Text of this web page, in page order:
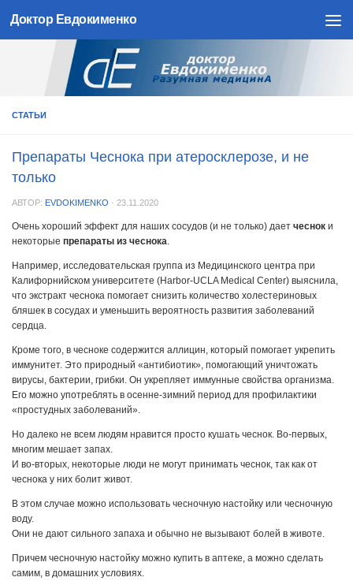
Skip to content
Доктор Евдокименко
СТАТЬИ
Препараты Чеснока при атеросклерозе, и не
только
АВТОР: EVDOKIMENKO · 23.11.2020
Очень хороший эффект для наших сосудов (и не только) дает чеснок и
некоторые препараты из чеснока
Например, исследовательская группа из Медицинского центра при
Калифорнийском университете (Harbor-UCLA Medical Center) выяснила,
что экстракт чеснока помогает снизить количество холестериновых
бляшек в сосудах и уменьшить вероятность развития заболеваний
сердца.
Кроме того, в чесноке содержится аллицин, который помогает укрепить
иммунитет. Это природный «антибиотик», помогающий уничтожать
вирусы, бактерии, грибки. Он укрепляет иммунные свойства организма.
Его можно употреблять в осенне-зимний период для профилактики
«простудных заболеваний».
Но далеко не всем людям нравится просто кушать чеснок. Во-первых,
многим мешает запах.
И во-вторых, некоторые люди не могут принимать чеснок, так как от
чеснока у них болит живот.
В этом случае можно использовать чесночную настойку или чесночную
воду.
Они не дают сильного запаха и обычно не вызывают болей в животе.
Причем чесночную настойку можно купить в аптеке, а можно сделать
самим, в домашних условиях.